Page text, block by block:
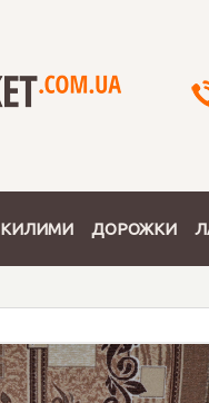
КИЛИМИ ДОРОЖКИ